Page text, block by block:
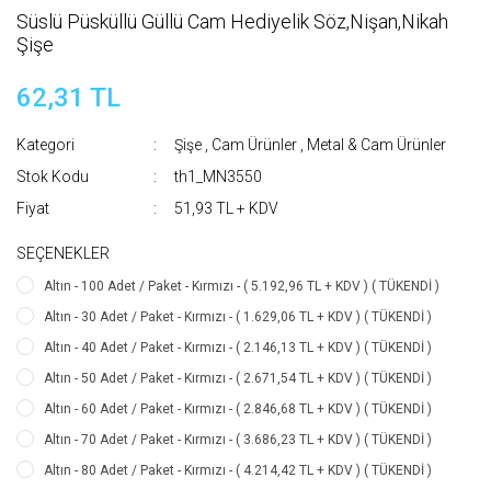
Süslü Püsküllü Güllü Cam Hediyelik Söz,Nişan,Nikah
Şişe
62,31 TL
Kategori Şişe , Cam Ürünler
Metal & Cam Ürünler
Stok Kodu
th1_MN3550
Fiyat
51,93 TL + KDV
SEÇENEKLER
Altın - 100 Adet / Paket - Kırmızı - ( 5.192,96 TL + KDV ) ( TÜKENDİ )
Altın - 30 Adet / Paket - Kırmızı - ( 1.629,06 TL + KDV ) ( TÜKENDİ )
Altın - 40 Adet / Paket - Kırmızı - ( 2.146,13 TL + KDV ) ( TÜKENDİ )
Altın - 50 Adet / Paket - Kırmızı - ( 2.671,54 TL + KDV ) ( TÜKENDİ )
Altın - 60 Adet / Paket - Kırmızı - ( 2.846,68 TL + KDV ) ( TÜKENDİ )
Altın - 70 Adet / Paket - Kırmızı - ( 3.686,23 TL + KDV ) ( TÜKENDİ )
Altın - 80 Adet / Paket - Kırmızı - ( 4.214,42 TL + KDV ) ( TÜKENDİ )